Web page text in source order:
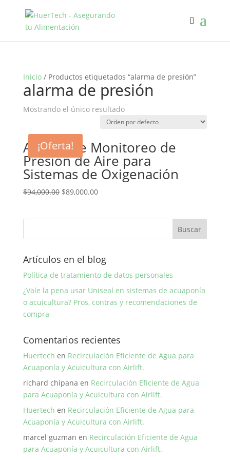
Inicio/ Productos etiquetados “alarma de presión”
alarma de presión
Mostrando el único resultado
¡Oferta!
Alarma de Monitoreo de
Presión de Aire para
Sistemas de Oxigenación
$94,000.00 $89,000.00
Artículos en el blog
Política de tratamiento de datos personales
¿Vale la pena usar Uniseal en sistemas de acuaponía
o acuicultura? Pros, contras y recomendaciones de
compra
Comentarios recientes
Huertech en Recirculación Eficiente de Agua para
Acuaponía y Acuicultura con Airlift.
richard chipana en Recirculación Eficiente de Agua
para Acuaponía y Acuicultura con Airlift.
Huertech en Recirculación Eficiente de Agua para
Acuaponía y Acuicultura con Airlift.
marcel guzman en Recirculación Eficiente de Agua
para Acuaponía y Acuicultura con Airlift.